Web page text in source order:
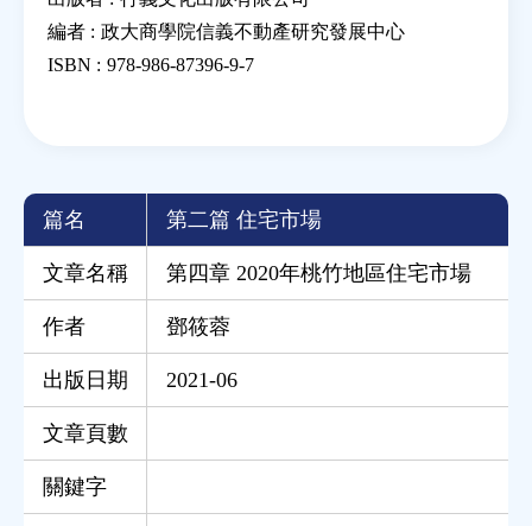
編者 : 政大商學院信義不動產研究發展中心
ISBN : 978-986-87396-9-7
篇名 第二篇 住宅市場
文章名稱 第四章 2020年桃竹地區住宅市場
作者 鄧筱蓉
出版日期 2021-06
文章頁數
關鍵字